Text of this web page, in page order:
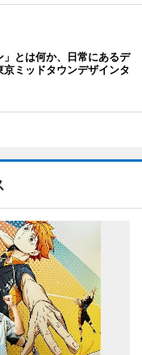
」とは何か、日常にあるデ
ミッドタウンデザインタ